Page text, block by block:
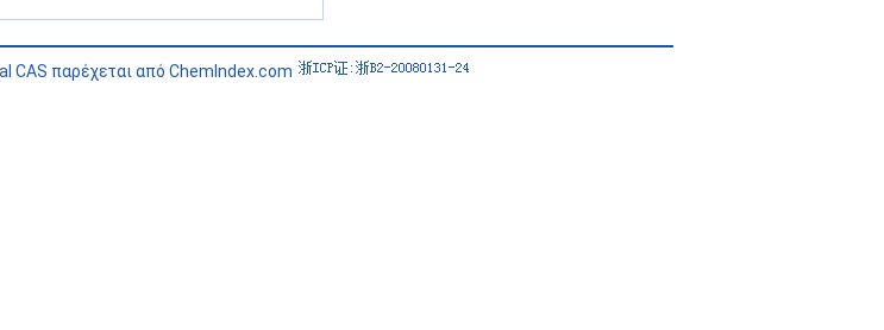
CAS παρέχεται από ChemIndex.com